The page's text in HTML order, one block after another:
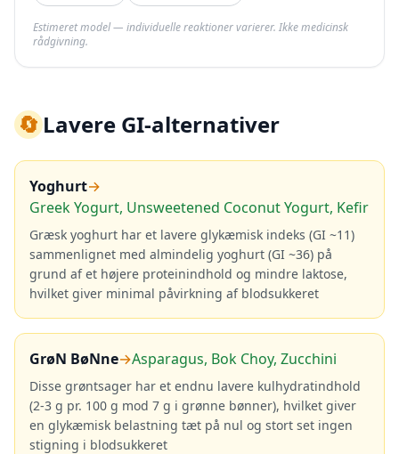
Estimeret model — individuelle reaktioner varierer. Ikke medicinsk
rådgivning.
🔄Lavere GI-alternativer
Yoghurt→
Greek Yogurt, Unsweetened Coconut Yogurt, Kefir
Græsk yoghurt har et lavere glykæmisk indeks (GI ~11)
sammenlignet med almindelig yoghurt (GI ~36) på
grund af et højere proteinindhold og mindre laktose,
hvilket giver minimal påvirkning af blodsukkeret
GrøN BøNne→Asparagus, Bok Choy, Zucchini
Disse grøntsager har et endnu lavere kulhydratindhold
(2-3 g pr. 100 g mod 7 g i grønne bønner), hvilket giver
en glykæmisk belastning tæt på nul og stort set ingen
stigning i blodsukkeret